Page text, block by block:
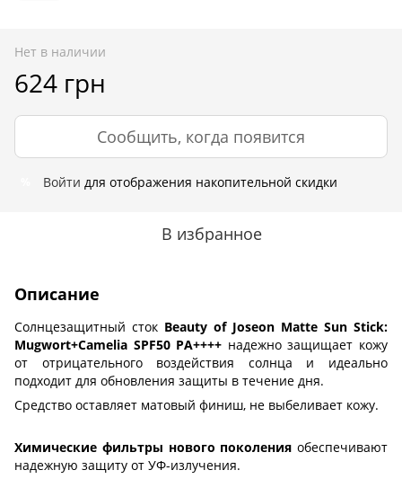
Нет в наличии
624 грн
Сообщить, когда появится
Войти для отображения накопительной скидки
В избранное
Описание
Солнцезащитный сток Beauty of Joseon Matte Sun Stick:
Mugwort+Camelia SPF50 PA++++ надежно защищает кожу
от отрицательного воздействия солнца и идеально
подходит для обновления защиты в течение дня.
Средство оставляет матовый финиш, не выбеливает кожу.
Химические фильтры нового поколения обеспечивают
надежную защиту от УФ-излучения.